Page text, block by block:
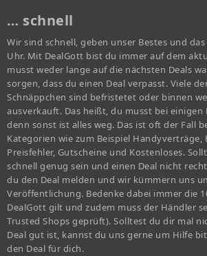
… schnell
Wir sind schnell, geben unser Bestes und
Uhr. Mit DealGott bist du immer auf dem
musst weder lange auf die nächsten Deals
sorgen, dass du einen Deal verpasst. Viele
Schnäppchen sind befristetet oder binnen
ausverkauft. Das heißt, du musst bei einigen
denn sonst ist alles weg. Das ist oft der Fall
Kategorien wie zum Beispiel Handyverträge,
Preisfehler, Gutscheine und Kostenloses.
schnell genug sein und einen Deal nicht
du den Deal melden und wir kümmern uns
Veröffentlichung. Bedenke dabei immer die
DealGott gilt und zudem muss der Händler
Trusted Shops geprüft). Solltest du dir mal
Deal gut ist, kannst du uns gerne um Hilfe
den Deal für dich.